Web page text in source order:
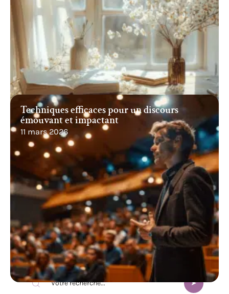
Techniques efficaces pour un discours
émouvant et impactant
11 mars 2026
Recherche